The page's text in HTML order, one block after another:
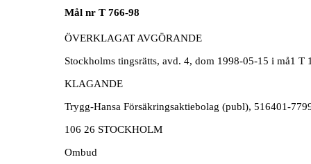
Mål nr T 766-98
ÖVERKLAGAT AVGÖRANDE
Stockholms tingsrätts, avd. 4, dom 1998-05-15 i må1 T
KLAGANDE
Trygg-Hansa Försäkringsaktiebolag (publ), 516401-
106 26 STOCKHOLM
Ombud